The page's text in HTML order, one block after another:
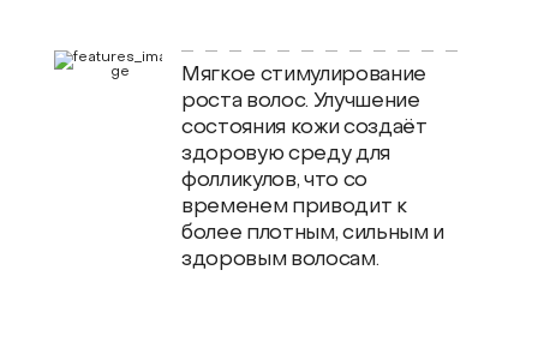
Мягкое стимулирование
роста волос. Улучшение
состояния кожи создаёт
здоровую среду для
фолликулов, что со
временем приводит к
более плотным, сильным и
здоровым волосам.